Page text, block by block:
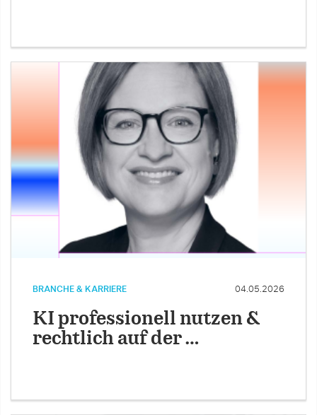
BRANCHE & KARRIERE 04.05.2026
KI professionell nutzen &
rechtlich auf der …